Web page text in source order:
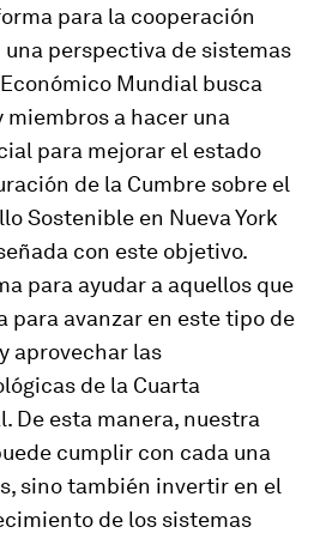
para la cooperación
perspectiva de sistemas
Mundial busca
miembros a hacer una
para mejorar el estado
de la Cumbre sobre el
Sostenible en Nueva York
con este objetivo.
para ayudar a aquellos que
para avanzar en este tipo de
aprovechar las
de la Cuarta
De esta manera, nuestra
cumplir con cada una
sino también invertir en el
de los sistemas